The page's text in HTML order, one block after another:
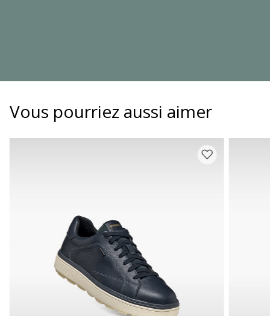
Vous pourriez aussi aimer